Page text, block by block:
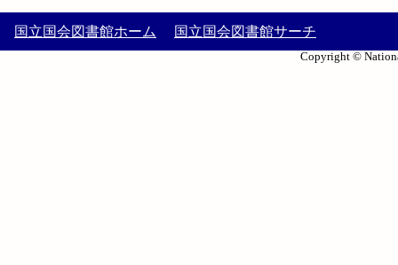
国立国会図書館ホーム 国立国会図書館サーチ
Copyright ©